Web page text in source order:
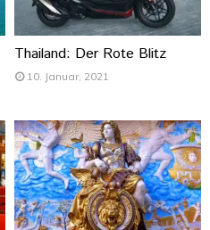
Thailand: Der Rote Blitz
10. Januar, 2021